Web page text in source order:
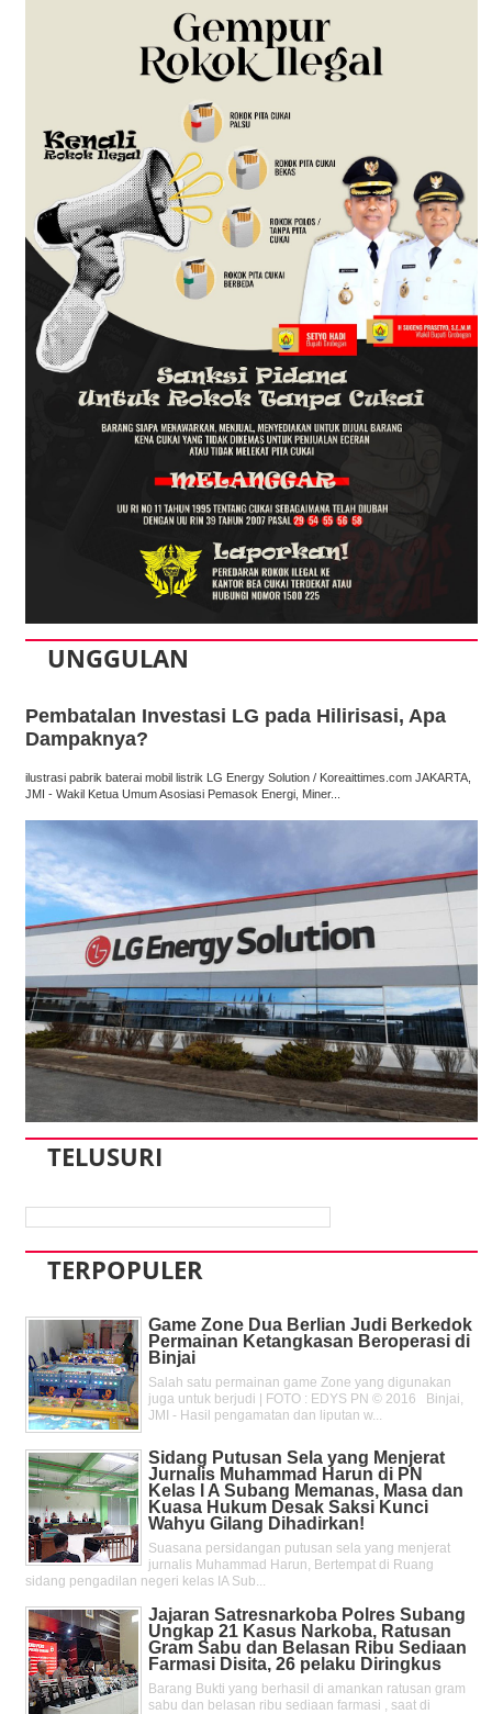
UNGGULAN
Pembatalan Investasi LG pada Hilirisasi, Apa
Dampaknya?
ilustrasi pabrik baterai mobil listrik LG Energy Solution / Koreaittimes.com JAKARTA,
JMI - Wakil Ketua Umum Asosiasi Pemasok Energi, Miner...
TELUSURI
TERPOPULER
Game Zone Dua Berlian Judi Berkedok
Permainan Ketangkasan Beroperasi di
Binjai
Salah satu permainan game Zone yang digunakan
juga untuk berjudi | FOTO : EDYS PN © 2016 Binjai,
JMI - Hasil pengamatan dan liputan w...
Sidang Putusan Sela yang Menjerat
Jurnalis Muhammad Harun di PN
Kelas l A Subang Memanas, Masa dan
Kuasa Hukum Desak Saksi Kunci
Wahyu Gilang Dihadirkan!
Suasana persidangan putusan sela yang menjerat
jurnalis Muhammad Harun, Bertempat di Ruang
sidang pengadilan negeri kelas IA Sub...
Jajaran Satresnarkoba Polres Subang
Ungkap 21 Kasus Narkoba, Ratusan
Gram Sabu dan Belasan Ribu Sediaan
Farmasi Disita, 26 pelaku Diringkus
Barang Bukti yang berhasil di amankan ratusan gram
sabu dan belasan ribu sediaan farmasi , saat di